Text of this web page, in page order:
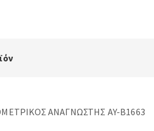
ΑΝΑΓΝΩΣΤΗΣ AY-B1663